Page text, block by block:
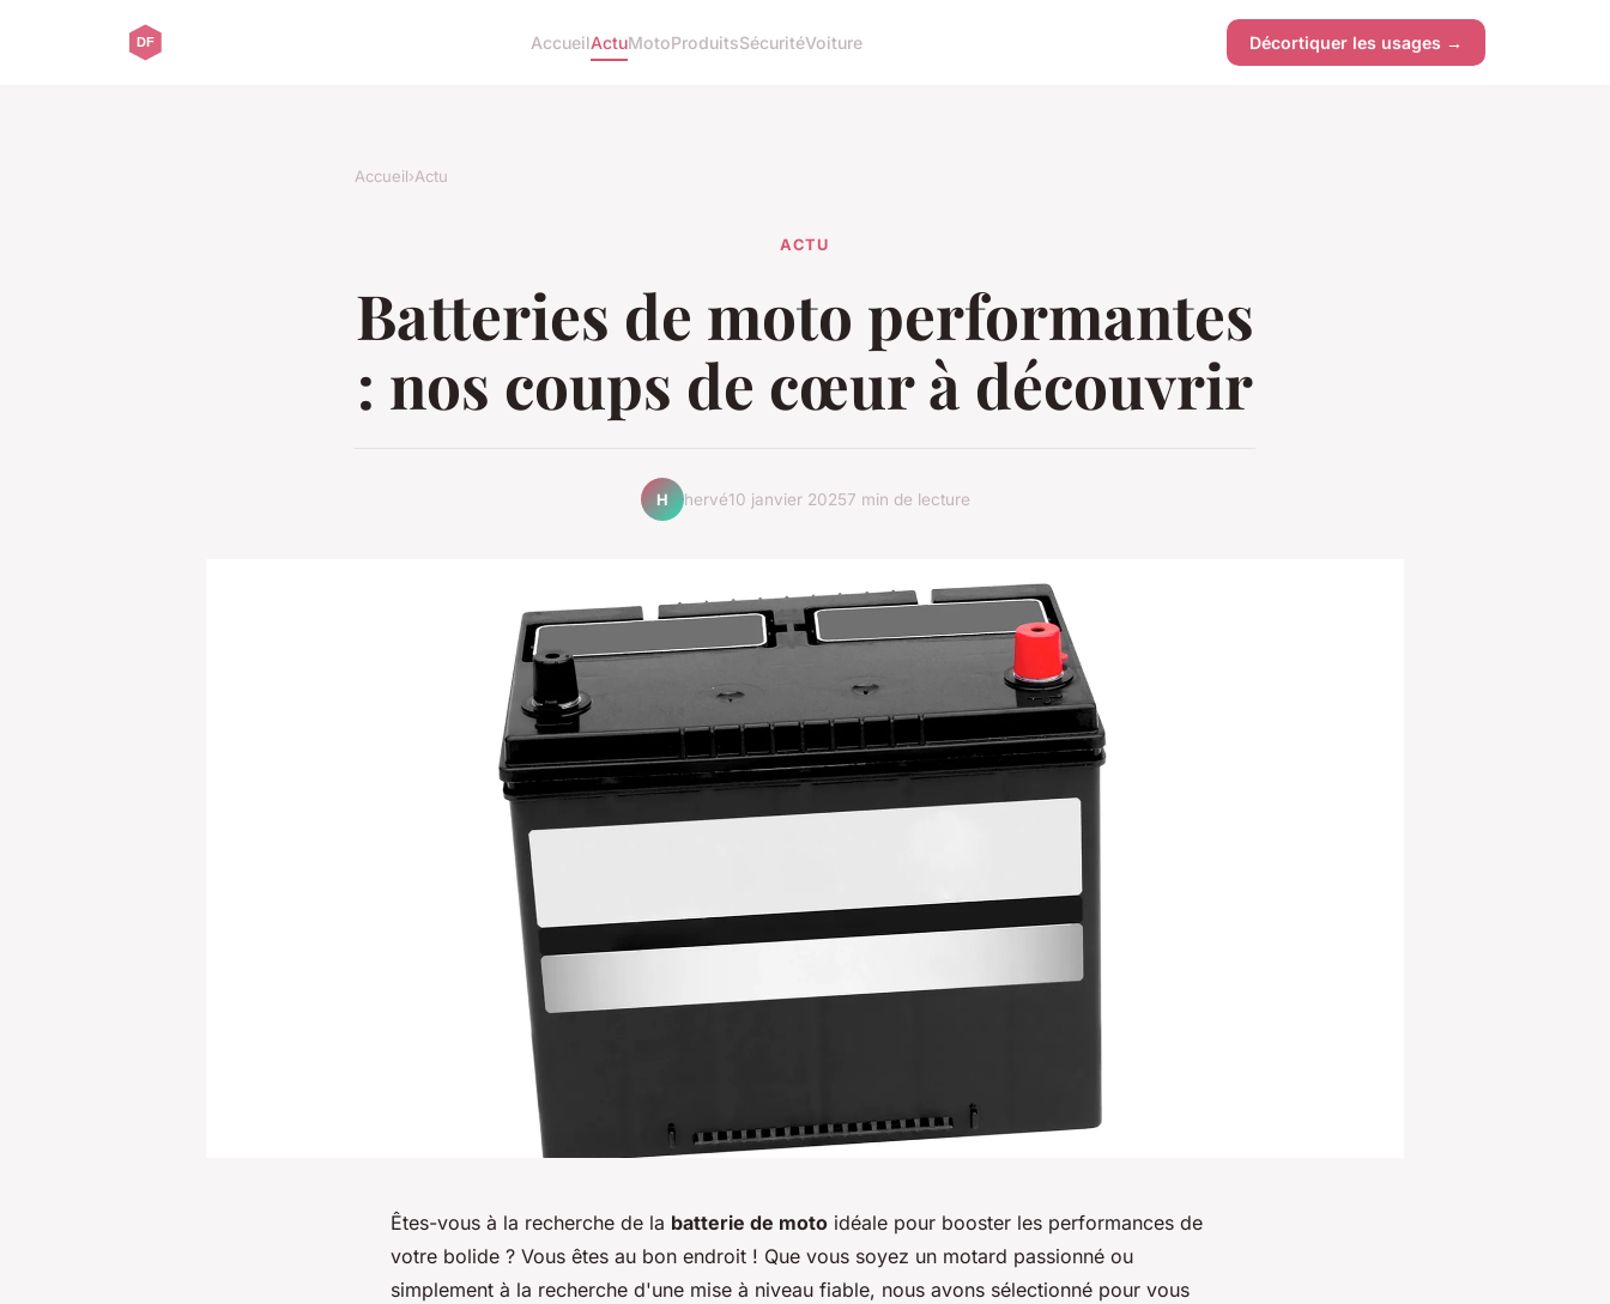
AccueilActuMotoProduitsSécuritéVoiture Décortiquer les usages →
Accueil›Actu
ACTU
Batteries de moto performantes
: nos coups de cœur à découvrir
H hervé10 janvier 20257 min de lecture
Êtes-vous à la recherche de la batterie de moto idéale pour booster les performances de
votre bolide ? Vous êtes au bon endroit ! Que vous soyez un motard passionné ou
simplement à la recherche d'une mise à niveau fiable, nous avons sélectionné pour vous